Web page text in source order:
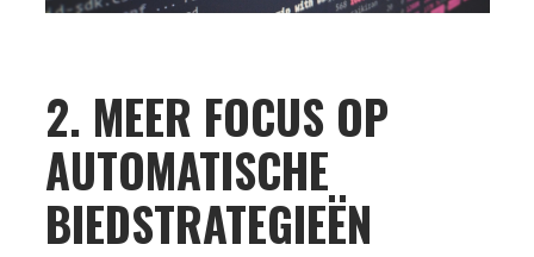
2. MEER FOCUS OP
AUTOMATISCHE
BIEDSTRATEGIEËN